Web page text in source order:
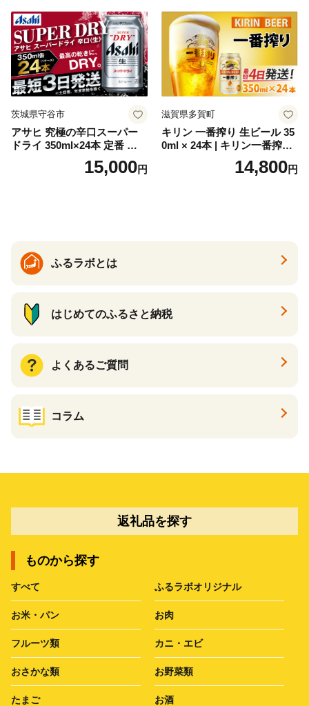
セット 詰め合わせ カクテル
ソーダ割り アルコール ロッ
ク ソーダ ジントニック 】
茨城県守谷市
アサヒ 究極の辛口スーパー
ドライ 350ml×24本 定番 ビー
ル 缶ビール 酒 お酒 アルコー
15,000円
滋賀県多賀町
キリン 一番搾り 生ビール 35
0ml × 24本 | キリン一番搾り
キリンビール 一番搾り ビー
ル 24缶 きりんいちばんしぼ
14,800円
ふるラボとは
はじめてのふるさと納税
よくあるご質問
コラム
返礼品を探す
ものから探す
すべて ふるラボオリジナル
お米・パン お肉
フルーツ類 カニ・エビ
おさかな類 お野菜類
たまご お酒